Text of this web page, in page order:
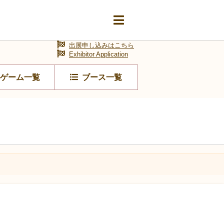
ゲーム一覧 ブース一覧
出展申し込みはこちら
Exhibitor Application